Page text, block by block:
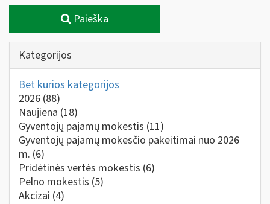
Paieška
Kategorijos
Bet kurios kategorijos
2026 (88)
Naujiena (18)
Gyventojų pajamų mokestis (11)
Gyventojų pajamų mokesčio pakeitimai nuo 2026
m. (6)
Pridėtinės vertės mokestis (6)
Pelno mokestis (5)
Akcizai (4)